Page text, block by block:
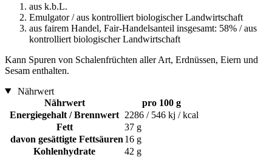
aus k.b.L.
Emulgator / aus kontrolliert biologischer Landwirtschaft
aus fairem Handel, Fair-Handelsanteil insgesamt: 58% / aus
kontrolliert biologischer Landwirtschaft
Kann Spuren von Schalenfrüchten aller Art, Erdnüssen, Eiern und
Sesam enthalten.
Nährwert
Nährwert
pro 100 g
Energiegehalt / Brennwert 2286 / 546 kj / kcal
Fett
37 g
davon gesättigte Fettsäuren 16 g
Kohlenhydrate
42 g